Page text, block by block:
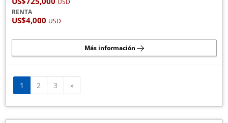
USD
RENTA
US$4,000 USD
Más información
1 2 3 »